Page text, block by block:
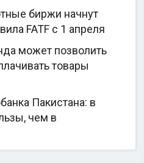
биржи начнут
FATF с 1 апреля
может позволить
товары
Пакистана: в
чем в